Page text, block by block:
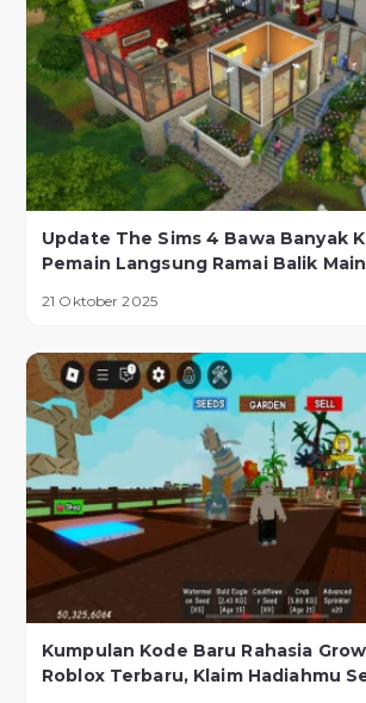
Update The Sims 4 Bawa Banyak
Pemain Langsung Ramai Balik
21 Oktober 2025
Kumpulan Kode Baru Rahasia
Roblox Terbaru, Klaim Hadiahmu